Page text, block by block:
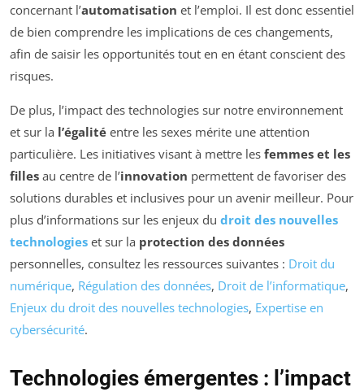
concernant l’automatisation et l’emploi. Il est donc essentiel
de bien comprendre les implications de ces changements,
afin de saisir les opportunités tout en en étant conscient des
risques.
De plus, l’impact des technologies sur notre environnement
et sur la l’égalité entre les sexes mérite une attention
particulière. Les initiatives visant à mettre les femmes et les
filles au centre de l’innovation permettent de favoriser des
solutions durables et inclusives pour un avenir meilleur. Pour
plus d’informations sur les enjeux du droit des nouvelles
technologies et sur la protection des données
personnelles, consultez les ressources suivantes : Droit du
numérique, Régulation des données, Droit de l’informatique,
Enjeux du droit des nouvelles technologies, Expertise en
cybersécurité.
Technologies émergentes : l’impact